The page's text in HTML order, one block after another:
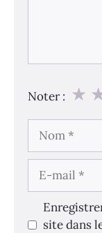
Noter : ★
mail
site dans